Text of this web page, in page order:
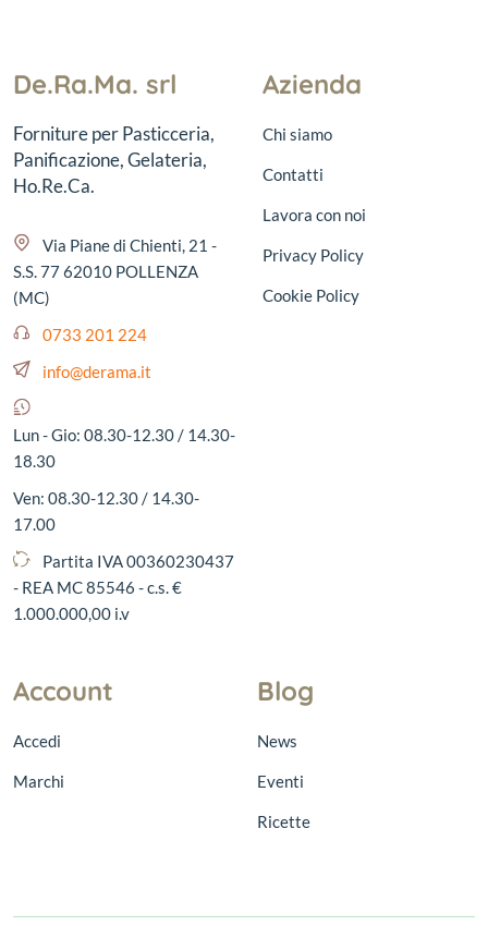
De.Ra.Ma. srl
Forniture per Pasticceria,
Panificazione, Gelateria,
Ho.Re.Ca.
Via Piane di Chienti, 21 -
S.S. 77 62010 POLLENZA
(MC)
0733 201 224
info@derama.it
Lun - Gio: 08.30-12.30 / 14.30-
18.30
Ven: 08.30-12.30 / 14.30-
17.00
Partita IVA 00360230437
- REA MC 85546 - c.s. €
1.000.000,00 i.v
Azienda
Chi siamo
Contatti
Lavora con noi
Privacy Policy
Cookie Policy
Account
Accedi
Marchi
Blog
News
Eventi
Ricette